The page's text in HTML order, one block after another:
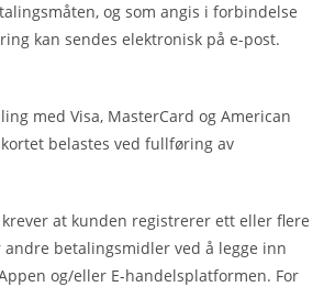
og som angis i forbindelse
kan sendes elektronisk på e-post.
med Visa, MasterCard og American
belastes ved fullføring av
at kunden registrerer ett eller flere
betalingsmidler ved å legge inn
og/eller E-handelsplatformen. For